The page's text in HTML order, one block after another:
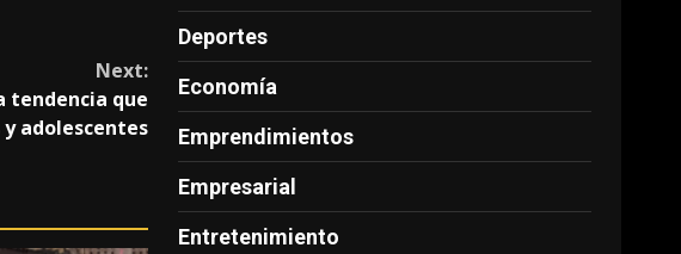
Next:
tendencia que
adolescentes
Deportes
Economía
Emprendimientos
Empresarial
Entretenimiento